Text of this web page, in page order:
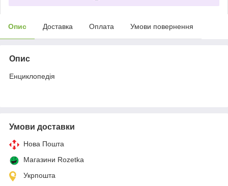
Опис Доставка Оплата Умови повернення
Опис
Енциклопедія
Умови доставки
Нова Пошта
Магазини Rozetka
Укрпошта